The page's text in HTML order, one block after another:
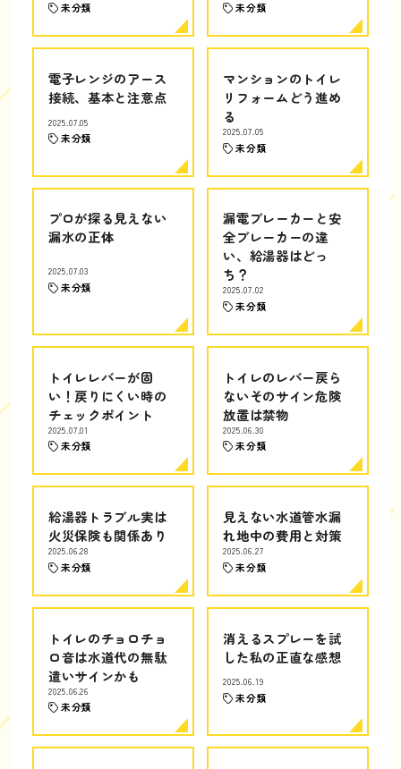
未分類 未分類
電子レンジのアース
接続、基本と注意点
2025.07.05
未分類
マンションのトイレ
リフォームどう進め
る
2025.07.05
未分類
プロが探る見えない
漏水の正体
2025.07.03
未分類
漏電ブレーカーと安
全ブレーカーの違
い、給湯器はどっ
ち？
2025.07.02
未分類
トイレレバーが固
い！戻りにくい時の
チェックポイント
2025.07.01
未分類
トイレのレバー戻ら
ないそのサイン危険
放置は禁物
2025.06.30
未分類
給湯器トラブル実は
火災保険も関係あり
2025.06.28
未分類
見えない水道管水漏
れ地中の費用と対策
2025.06.27
未分類
トイレのチョロチョ
ロ音は水道代の無駄
遣いサインかも
2025.06.26
未分類
消えるスプレーを試
した私の正直な感想
2025.06.19
未分類